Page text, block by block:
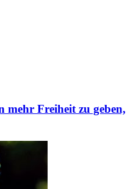
Freiheit zu geben,